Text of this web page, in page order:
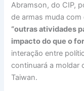
Abramson, do CIP,
de armas muda
“outras atividades
impacto do que o
interação entre
continuará a moldar
Taiwan.